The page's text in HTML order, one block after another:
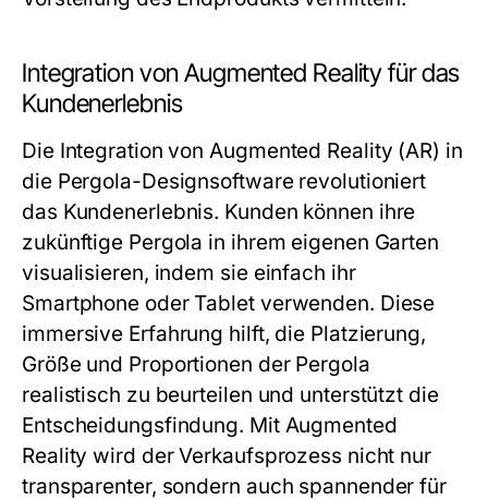
Integration von Augmented Reality für das
Kundenerlebnis
Die Integration von Augmented Reality (AR) in
die Pergola-Designsoftware revolutioniert
das Kundenerlebnis. Kunden können ihre
zukünftige Pergola in ihrem eigenen Garten
visualisieren, indem sie einfach ihr
Smartphone oder Tablet verwenden. Diese
immersive Erfahrung hilft, die Platzierung,
Größe und Proportionen der Pergola
realistisch zu beurteilen und unterstützt die
Entscheidungsfindung. Mit Augmented
Reality wird der Verkaufsprozess nicht nur
transparenter, sondern auch spannender für